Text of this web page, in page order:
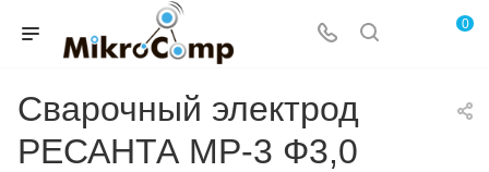
0
Сварочный электрод
РЕСАНТА МР-3 Ф3,0